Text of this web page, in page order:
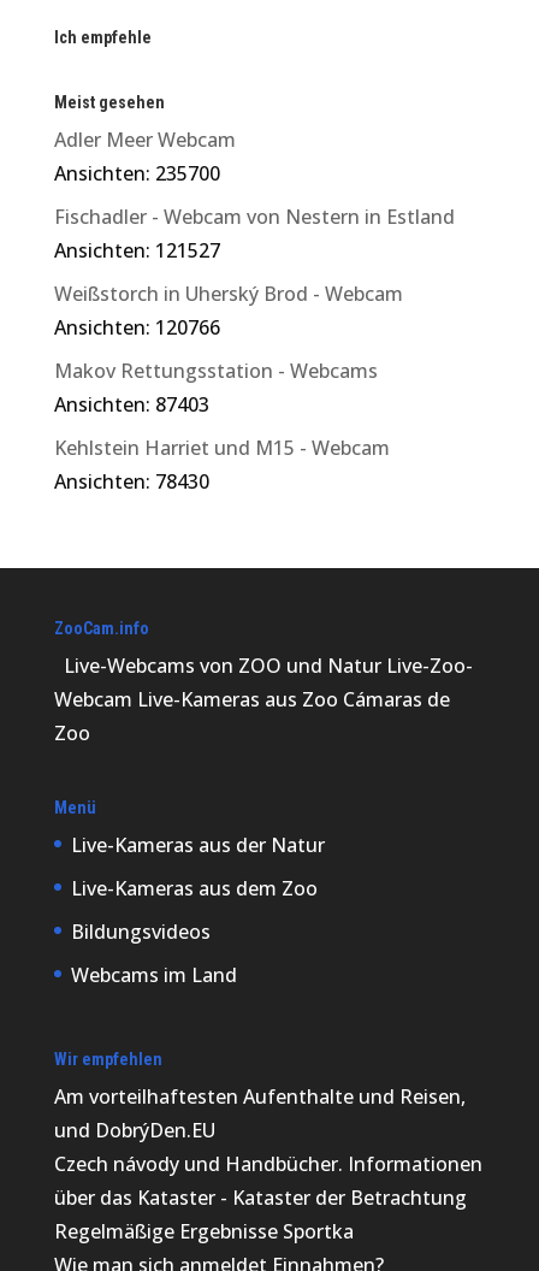
Ich empfehle
Meist gesehen
Adler Meer Webcam
Ansichten: 235700
Fischadler - Webcam von Nestern in Estland
Ansichten: 121527
Weißstorch in Uherský Brod - Webcam
Ansichten: 120766
Makov Rettungsstation - Webcams
Ansichten: 87403
Kehlstein Harriet und M15 - Webcam
Ansichten: 78430
ZooCam.info
Live-Webcams von ZOO und Natur Live-Zoo-
Webcam Live-Kameras aus Zoo Cámaras de
Zoo
Menü
Live-Kameras aus der Natur
Live-Kameras aus dem Zoo
Bildungsvideos
Webcams im Land
Wir empfehlen
Am vorteilhaftesten Aufenthalte und Reisen,
und DobrýDen.EU
Czech návodyund Handbücher. Informationen
über das Kataster - Kataster der Betrachtung
Regelmäßige Ergebnisse Sportka
Wie man sich anmeldet Einnahmen?